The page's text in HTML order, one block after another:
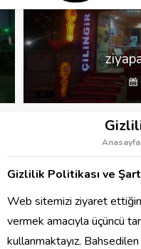
Anasayfa
Gizlilik Politikası ve
Web sitemizi ziyaret
vermek amacıyla üçüncü
kullanmaktayız.